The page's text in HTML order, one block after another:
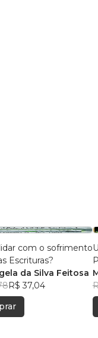
com o sofrimento
Escrituras?
da Silva Feitosa
R$ 37,04